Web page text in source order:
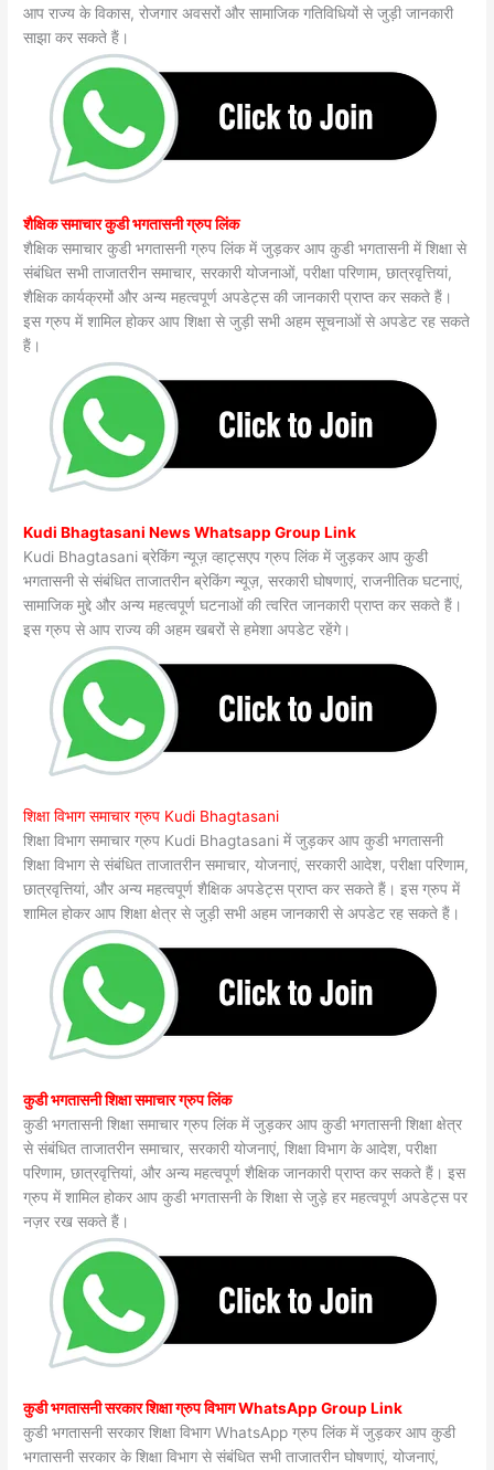
आप राज्य के विकास, रोजगार अवसरों और सामाजिक गतिविधियों से जुड़ी जानकारी
साझा कर सकते हैं।
शैक्षिक समाचार कुडी भगतासनी ग्रुप लिंक
शैक्षिक समाचार कुडी भगतासनी ग्रुप लिंक में जुड़कर आप कुडी भगतासनी में शिक्षा से
संबंधित सभी ताजातरीन समाचार, सरकारी योजनाओं, परीक्षा परिणाम, छात्रवृत्तियां,
शैक्षिक कार्यक्रमों और अन्य महत्वपूर्ण अपडेट्स की जानकारी प्राप्त कर सकते हैं।
इस ग्रुप में शामिल होकर आप शिक्षा से जुड़ी सभी अहम सूचनाओं से अपडेट रह सकते
हैं।
Kudi Bhagtasani News Whatsapp Group Link
Kudi Bhagtasani ब्रेकिंग न्यूज़ व्हाट्सएप ग्रुप लिंक में जुड़कर आप कुडी
भगतासनी से संबंधित ताजातरीन ब्रेकिंग न्यूज़, सरकारी घोषणाएं, राजनीतिक घटनाएं,
सामाजिक मुद्दे और अन्य महत्वपूर्ण घटनाओं की त्वरित जानकारी प्राप्त कर सकते हैं।
इस ग्रुप से आप राज्य की अहम खबरों से हमेशा अपडेट रहेंगे।
शिक्षा विभाग समाचार ग्रुप Kudi Bhagtasani
शिक्षा विभाग समाचार ग्रुप Kudi Bhagtasani में जुड़कर आप कुडी भगतासनी
शिक्षा विभाग से संबंधित ताजातरीन समाचार, योजनाएं, सरकारी आदेश, परीक्षा परिणाम,
छात्रवृत्तियां, और अन्य महत्वपूर्ण शैक्षिक अपडेट्स प्राप्त कर सकते हैं। इस ग्रुप में
शामिल होकर आप शिक्षा क्षेत्र से जुड़ी सभी अहम जानकारी से अपडेट रह सकते हैं।
कुडी भगतासनी शिक्षा समाचार ग्रुप लिंक
कुडी भगतासनी शिक्षा समाचार ग्रुप लिंक में जुड़कर आप कुडी भगतासनी शिक्षा क्षेत्र
से संबंधित ताजातरीन समाचार, सरकारी योजनाएं, शिक्षा विभाग के आदेश, परीक्षा
परिणाम, छात्रवृत्तियां, और अन्य महत्वपूर्ण शैक्षिक जानकारी प्राप्त कर सकते हैं। इस
ग्रुप में शामिल होकर आप कुडी भगतासनी के शिक्षा से जुड़े हर महत्वपूर्ण अपडेट्स पर
नज़र रख सकते हैं।
कुडी भगतासनी सरकार शिक्षा ग्रुप विभाग WhatsApp Group Link
कुडी भगतासनी सरकार शिक्षा विभाग WhatsApp ग्रुप लिंक में जुड़कर आप कुडी
भगतासनी सरकार के शिक्षा विभाग से संबंधित सभी ताजातरीन घोषणाएं, योजनाएं,